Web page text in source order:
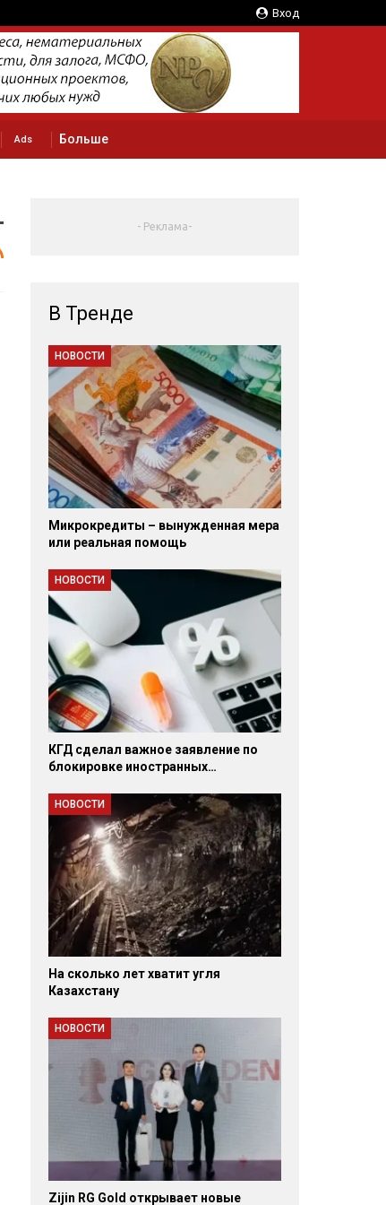
Вход
Ads Больше
- Реклама-
В Тренде
НОВОСТИ
Микрокредиты – вынужденная мера
или реальная помощь
НОВОСТИ
КГД сделал важное заявление по
блокировке иностранных…
НОВОСТИ
На сколько лет хватит угля
Казахстану
НОВОСТИ
Zijin RG Gold открывает новые